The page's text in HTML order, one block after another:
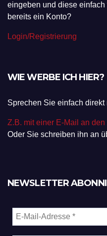
eingeben und diese
bereits ein Konto?
Login/Registrierung
WIE WERBE ICH HIER?
Sprechen Sie einfach direkt
Z.B. mit einer E-Mail an den
Oder Sie schreiben ihn an
NEWSLETTER